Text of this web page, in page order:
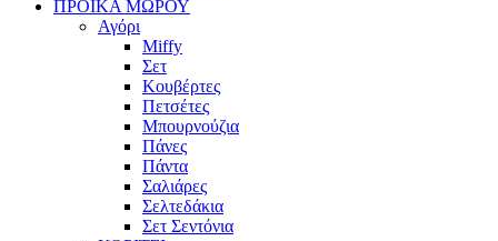
ΠΡΟΙΚΑ ΜΩΡΟΥ
Αγόρι
Miffy
Σετ
Κουβέρτες
Πετσέτες
Μπουρνούζια
Πάνες
Πάντα
Σαλιάρες
Σελτεδάκια
Σετ Σεντόνια